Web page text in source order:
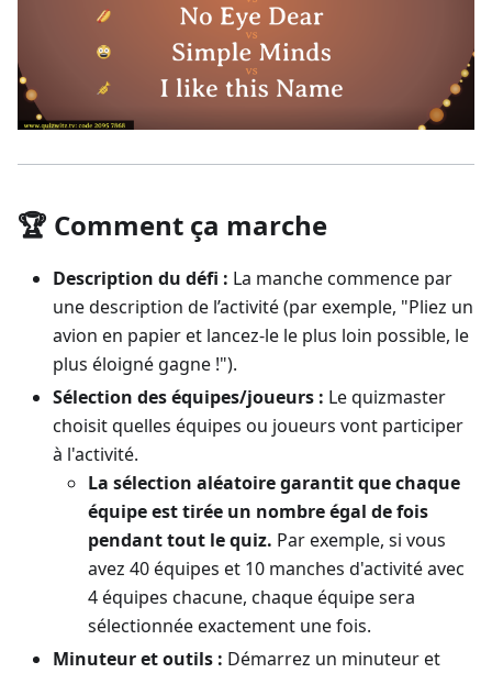
🏆 Comment ça marche
Description du défi : La manche commence par
une description de l’activité (par exemple, "Pliez un
avion en papier et lancez-le le plus loin possible, le
plus éloigné gagne !").
Sélection des équipes/joueurs : Le quizmaster
choisit quelles équipes ou joueurs vont participer
à l'activité.
La sélection aléatoire garantit que chaque
équipe est tirée un nombre égal de fois
pendant tout le quiz. Par exemple, si vous
avez 40 équipes et 10 manches d'activité avec
4 équipes chacune, chaque équipe sera
sélectionnée exactement une fois.
Minuteur et outils : Démarrez un minuteur et